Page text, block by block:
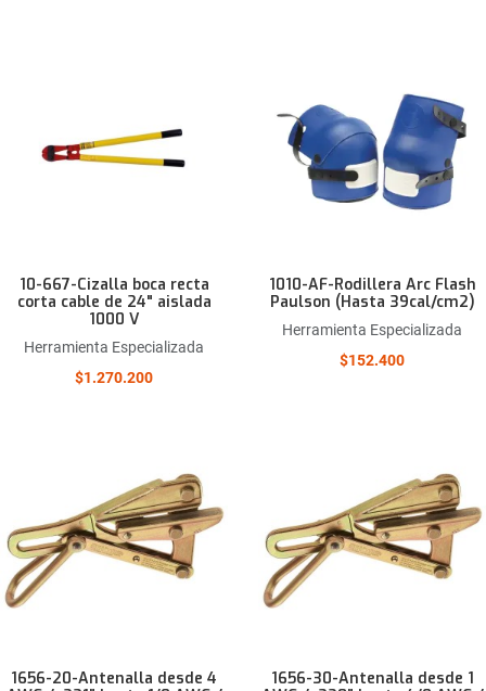
Quick View
10-667-Cizalla boca recta
corta cable de 24" aislada
1000 V
Herramienta Especializada
$1.270.200
1010-AF-Rodillera Arc Flash
Paulson (Hasta 39cal/cm2)
Herramienta Especializada
$152.400
Comparar este producto
Quick View
1656-20-Antenalla desde 4
1656-30-Antenalla desde 1